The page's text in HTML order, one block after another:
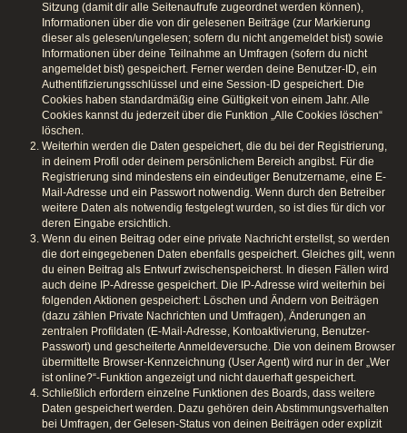
Sitzung (damit dir alle Seitenaufrufe zugeordnet werden können),
Informationen über die von dir gelesenen Beiträge (zur Markierung
dieser als gelesen/ungelesen; sofern du nicht angemeldet bist) sowie
Informationen über deine Teilnahme an Umfragen (sofern du nicht
angemeldet bist) gespeichert. Ferner werden deine Benutzer-ID, ein
Authentifizierungsschlüssel und eine Session-ID gespeichert. Die
Cookies haben standardmäßig eine Gültigkeit von einem Jahr. Alle
Cookies kannst du jederzeit über die Funktion „Alle Cookies löschen“
löschen.
Weiterhin werden die Daten gespeichert, die du bei der Registrierung,
in deinem Profil oder deinem persönlichem Bereich angibst. Für die
Registrierung sind mindestens ein eindeutiger Benutzername, eine E-
Mail-Adresse und ein Passwort notwendig. Wenn durch den Betreiber
weitere Daten als notwendig festgelegt wurden, so ist dies für dich vor
deren Eingabe ersichtlich.
Wenn du einen Beitrag oder eine private Nachricht erstellst, so werden
die dort eingegebenen Daten ebenfalls gespeichert. Gleiches gilt, wenn
du einen Beitrag als Entwurf zwischenspeicherst. In diesen Fällen wird
auch deine IP-Adresse gespeichert. Die IP-Adresse wird weiterhin bei
folgenden Aktionen gespeichert: Löschen und Ändern von Beiträgen
(dazu zählen Private Nachrichten und Umfragen), Änderungen an
zentralen Profildaten (E-Mail-Adresse, Kontoaktivierung, Benutzer-
Passwort) und gescheiterte Anmeldeversuche. Die von deinem Browser
übermittelte Browser-Kennzeichnung (User Agent) wird nur in der „Wer
ist online?“-Funktion angezeigt und nicht dauerhaft gespeichert.
Schließlich erfordern einzelne Funktionen des Boards, dass weitere
Daten gespeichert werden. Dazu gehören dein Abstimmungsverhalten
bei Umfragen, der Gelesen-Status von deinen Beiträgen oder explizit